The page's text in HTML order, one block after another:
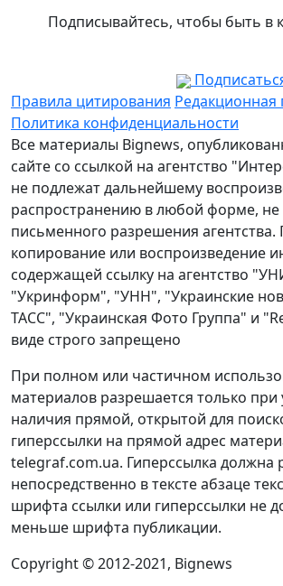
Подписывайтесь, чтобы быть в
Правила цитирования Редакционная
Политика конфиденциальности
Все материалы Bignews,
сайте со ссылкой на агентство
не подлежат дальнейшему
распространению в любой форме, не
письменного разрешения агентства.
копирование или воспроизведение
содержащей ссылку на агентство
"Укринформ", "УНН", "Украинские
ТАСС", "Украинская Фото Группа" и
виде строго запрещено
При полном или частичном
материалов разрешается только при
наличия прямой, открытой для
гиперссылки на прямой адрес
telegraf.com.ua. Гиперссылка должна
непосредственно в тексте абзаце
шрифта ссылки или гиперссылки не
меньше шрифта публикации.
Copyright © 2012-2021, Bignews